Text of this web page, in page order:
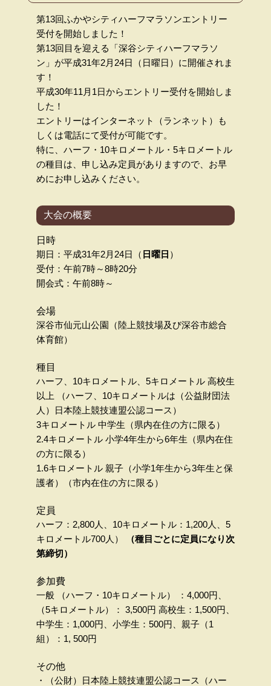
第13回ふかやシティハーフマラソンエントリー
受付を開始しました！
第13回目を迎える「深谷シティハーフマラソ
ン」が平成31年2月24日（日曜日）に開催されま
す！
平成30年11月1日からエントリー受付を開始しま
した！
エントリーはインターネット（ランネット）も
しくは電話にて受付が可能です。
特に、ハーフ・10キロメートル・5キロメートル
の種目は、申し込み定員がありますので、お早
めにお申し込みください。
大会の概要
日時
期日：平成31年2月24日（ 日曜日 ）
受付：午前7時～8時20分
開会式：午前8時～
会場
深谷市仙元山公園（陸上競技場及び深谷市総合
体育館）
種目
ハーフ、10キロメートル、5キロメートル 高校生
以上 （ハーフ、10キロメートルは（公益財団法
人）日本陸上競技連盟公認コース）
3キロメートル 中学生（県内在住の方に限る）
2.4キロメートル 小学4年生から6年生（県内在住
の方に限る）
1.6キロメートル 親子（小学1年生から3年生と保
護者）（市内在住の方に限る）
定員
ハーフ：2,800人、10キロメートル：1,200人、5
キロメートル700人）
（種目ごとに定員になり次
第締切）
参加費
一般 （ハーフ・10キロメートル） ：4,000円、
（5キロメートル）： 3,500円 高校生：1,500円、
中学生：1,000円、小学生：500円、親子（1
組）：1, 500円
その他
・（公財）日本陸上競技連盟公認コース（ハー